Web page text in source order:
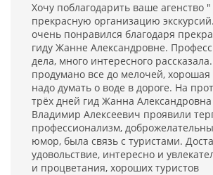
Хочу поблагодарить ваше агенство
прекрасную организацию
очень понравился благодаря
гиду Жанне Александровне.
дела, много интересного
продумано все до мелочей, хорошая
надо думать о воде в дороге. На
трёх дней гид Жанна
Владимир Алексеевич проявили
профессионализм,
юмор, была связь с туристами.
удовольствие, интересно и
и процветания, хороших туристов